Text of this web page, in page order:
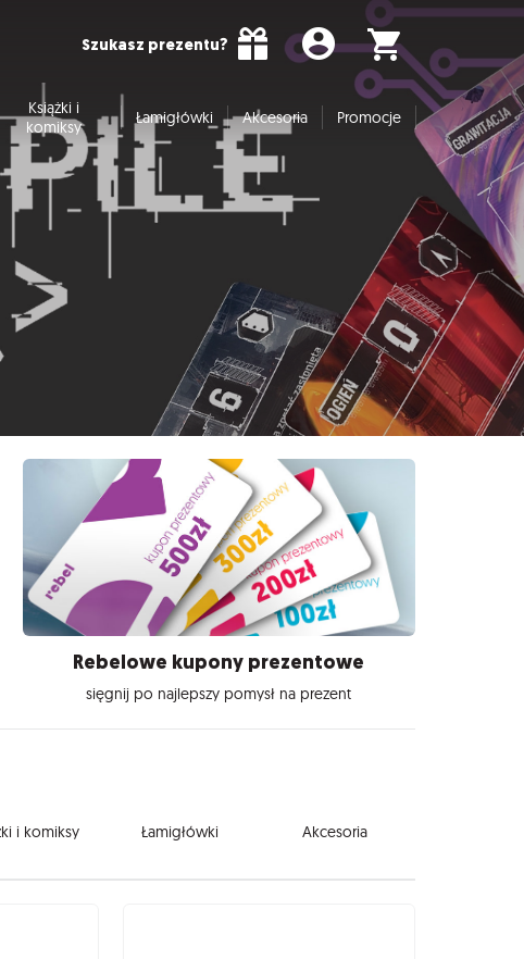
Szukasz prezentu?
Książki i
komiksy
Łamigłówki Akcesoria Promocje
Rebelowe kupony prezentowe
sięgnij po najlepszy pomysł na prezent
i komiksy Łamigłówki Akcesoria